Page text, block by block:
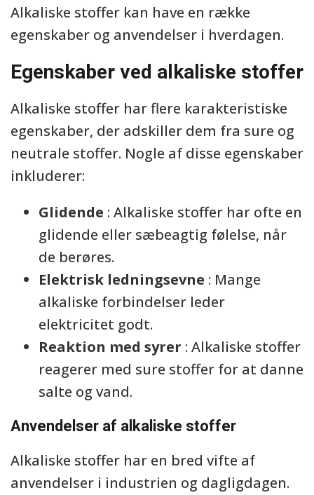
Alkaliske stoffer kan have en række
egenskaber og anvendelser i hverdagen.
Egenskaber ved alkaliske stoffer
Alkaliske stoffer har flere karakteristiske
egenskaber, der adskiller dem fra sure og
neutrale stoffer. Nogle af disse egenskaber
inkluderer:
Glidende : Alkaliske stoffer har ofte en
glidende eller sæbeagtig følelse, når
de berøres.
Elektrisk ledningsevne : Mange
alkaliske forbindelser leder
elektricitet godt.
Reaktion med syrer : Alkaliske stoffer
reagerer med sure stoffer for at danne
salte og vand.
Anvendelser af alkaliske stoffer
Alkaliske stoffer har en bred vifte af
anvendelser i industrien og dagligdagen.